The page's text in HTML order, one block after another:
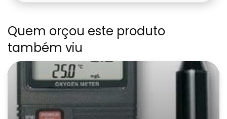
Quem orçou este produto
também viu